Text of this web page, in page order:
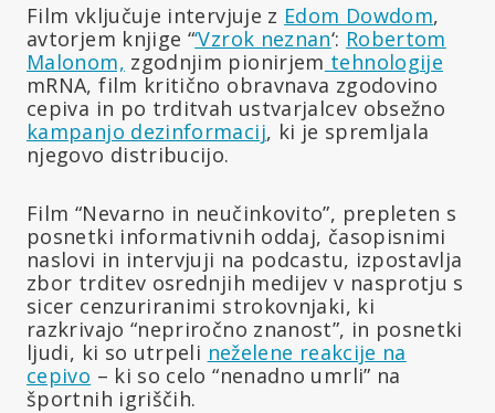
Film vključuje intervjuje z Edom Dowdom,
avtorjem knjige “‘Vzrok neznan‘: Robertom
Malonom, zgodnjim pionirjem tehnologije
mRNA, film kritično obravnava zgodovino
cepiva in po trditvah ustvarjalcev obsežno
kampanjo dezinformacij, ki je spremljala
njegovo distribucijo.
Film “Nevarno in neučinkovito”, prepleten s
posnetki informativnih oddaj, časopisnimi
naslovi in intervjuji na podcastu, izpostavlja
zbor trditev osrednjih medijev v nasprotju s
sicer cenzuriranimi strokovnjaki, ki
razkrivajo “nepriročno znanost”, in posnetki
ljudi, ki so utrpeli neželene reakcije na
cepivo – ki so celo “nenadno umrli” na
športnih igriščih.